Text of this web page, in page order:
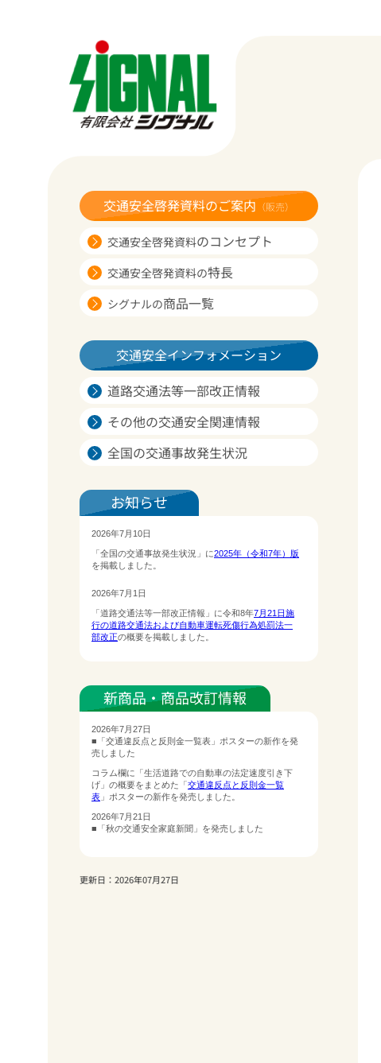
交通安全啓発資料のご案内 （販売）
交通安全啓発資料のコンセプト
交通安全啓発資料の特長
シグナルの商品一覧
交通安全インフォメーション
道路交通法等一部改正情報
その他の交通安全関連情報
全国の交通事故発生状況
お知らせ
新商品・商品改訂情報
更新日：2026年07月27日